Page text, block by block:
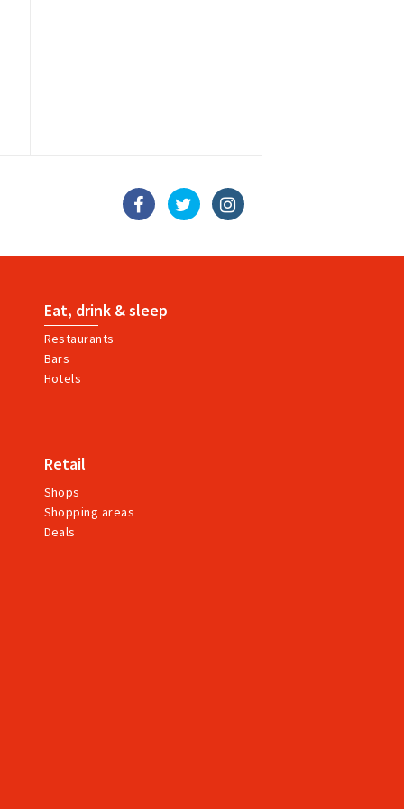
Eat, drink & sleep
Restaurants
Bars
Hotels
Retail
Shops
Shopping areas
Deals